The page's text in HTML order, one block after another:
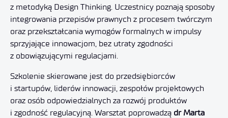
z metodyką Design Thinking. Uczestnicy poznają sposoby
integrowania przepisów prawnych z procesem twórczym
oraz przekształcania wymogów formalnych w impulsy
sprzyjające innowacjom, bez utraty zgodności
z obowiązującymi regulacjami.
Szkolenie skierowane jest do przedsiębiorców
i startupów, liderów innowacji, zespołów projektowych
oraz osób odpowiedzialnych za rozwój produktów
i zgodność regulacyjną. Warsztat poprowadzą dr Marta